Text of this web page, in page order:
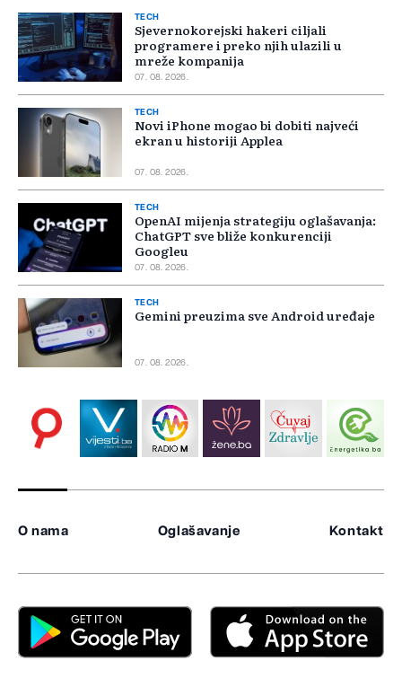
TECH
Sjevernokorejski hakeri ciljali
programere i preko njih ulazili u
mreže kompanija
07. 08. 2026.
TECH
Novi iPhone mogao bi dobiti najveći
ekran u historiji Applea
07. 08. 2026.
TECH
OpenAI mijenja strategiju oglašavanja:
ChatGPT sve bliže konkurenciji
Googleu
07. 08. 2026.
TECH
Gemini preuzima sve Android uređaje
07. 08. 2026.
O nama Oglašavanje Kontakt